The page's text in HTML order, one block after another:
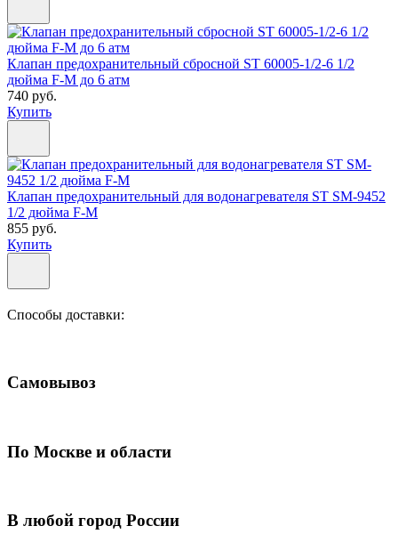
Клапан предохранительный сбросной ST 60005-1/2-6 1/2
дюйма F-M до 6 атм
740 руб.
Купить
Клапан предохранительный для водонагревателя ST SM-9452
1/2 дюйма F-M
855 руб.
Купить
Способы доставки:
Самовывоз
По Москве и области
В любой город России